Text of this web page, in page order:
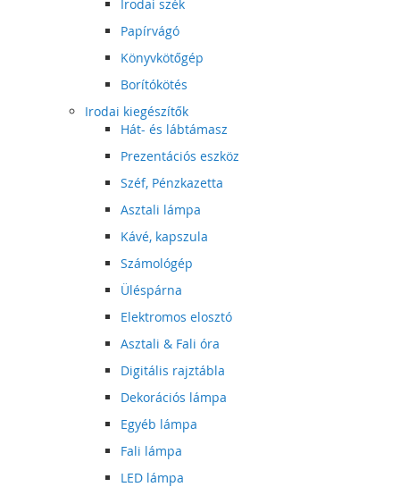
Irodai szék
Papírvágó
Könyvkötőgép
Borítókötés
Irodai kiegészítők
Hát- és lábtámasz
Prezentációs eszköz
Széf, Pénzkazetta
Asztali lámpa
Kávé, kapszula
Számológép
Üléspárna
Elektromos elosztó
Asztali & Fali óra
Digitális rajztábla
Dekorációs lámpa
Egyéb lámpa
Fali lámpa
LED lámpa